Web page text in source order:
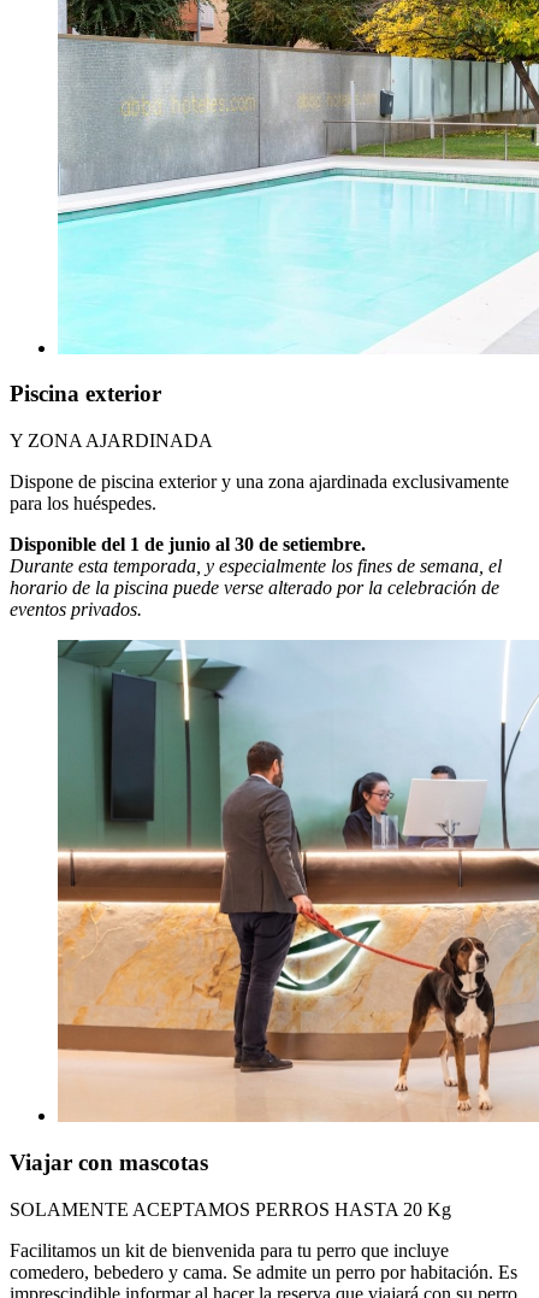
Piscina exterior
Y ZONA AJARDINADA
Dispone de piscina exterior y una zona ajardinada exclusivamente
para los huéspedes.
Disponible del 1 de junio al 30 de setiembre.
Durante esta temporada, y especialmente los fines de semana, el
horario de la piscina puede verse alterado por la celebración de
eventos privados.
Viajar con mascotas
SOLAMENTE ACEPTAMOS PERROS HASTA 20 Kg
Facilitamos un kit de bienvenida para tu perro que incluye
comedero, bebedero y cama. Se admite un perro por habitación. Es
imprescindible informar al hacer la reserva que viajará con su perro.